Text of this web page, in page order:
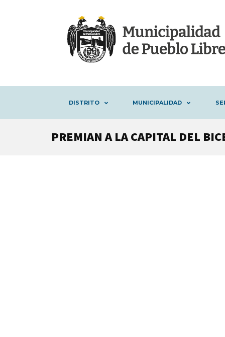
DISTRITO MUNICIPALIDAD
PREMIAN A LA CAPITAL DEL